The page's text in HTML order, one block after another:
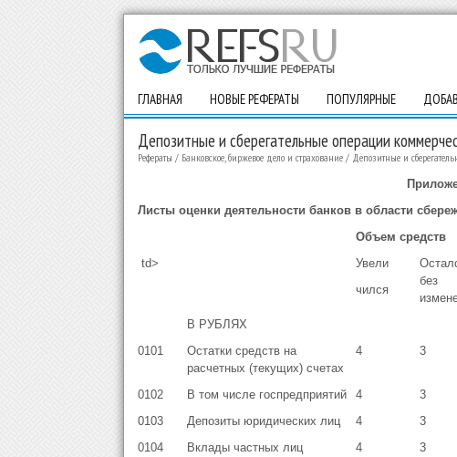
ГЛАВНАЯ НОВЫЕ РЕФЕРАТЫ ПОПУЛЯРНЫЕ
Депозитные и сберегательные операции
Рефераты / Банковское, биржевое дело и страхование/ Депозитные и
Листы оценки деятельности банков в области
Объем средств
td>
Увели
чился
без
В РУБЛЯХ
0101
Остатки средств на
расчетных (текущих) счетах
4 3
0102 В том числе госпредприятий 4 3
0103
Депозиты юридических лиц 4 3
0104
Вклады частных лиц 4 3